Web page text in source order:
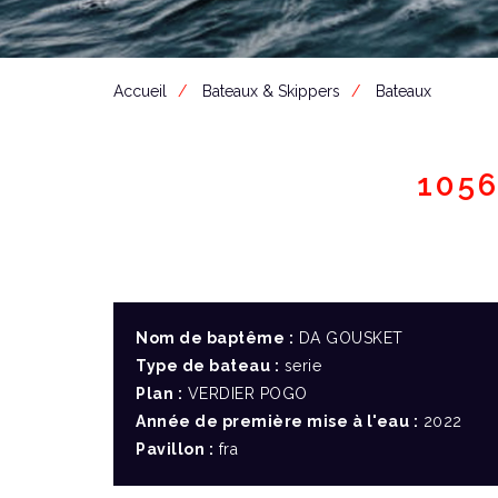
Accueil Bateaux & Skippers Bateaux
Nom de baptême : DA GOUSKET
Type de bateau : serie
Plan : VERDIER POGO
Année de première mise à l'eau : 2022
Pavillon : fra